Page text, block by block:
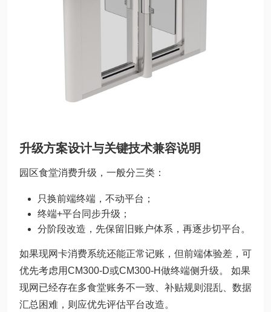
升级方案设计与关键技术兼容说明
园区食堂消费升级，一般分三类：
只换前端终端，不动平台；
终端+平台同步升级；
分阶段改造，先保留旧账户体系，再逐步切平台。
如果现网卡消费系统还能正常记账，但前端体验差，可
优先考虑用CM300-D或CM300-H做终端侧升级。 如果
现网已经存在多食堂账务不一致、补贴规则混乱、数据
汇总困难，则应优先评估平台改造。